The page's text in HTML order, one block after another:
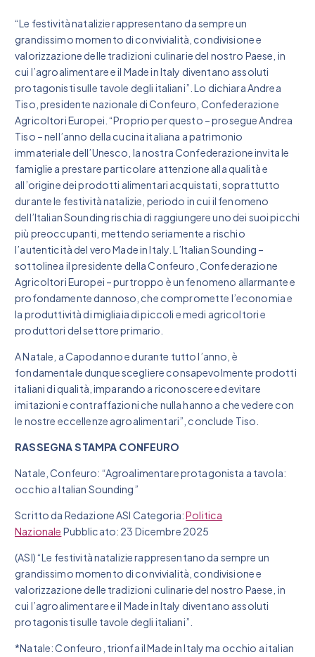
“Le festività natalizie rappresentano da sempre un
grandissimo momento di convivialità, condivisione e
valorizzazione delle tradizioni culinarie del nostro Paese, in
cui l’agroalimentare e il Made in Italy diventano assoluti
protagonisti sulle tavole degli italiani”. Lo dichiara Andrea
Tiso, presidente nazionale di Confeuro, Confederazione
Agricoltori Europei. “Proprio per questo – prosegue Andrea
Tiso – nell’anno della cucina italiana a patrimonio
immateriale dell’Unesco, la nostra Confederazione invita le
famiglie a prestare particolare attenzione alla qualità e
all’origine dei prodotti alimentari acquistati, soprattutto
durante le festività natalizie, periodo in cui il fenomeno
dell’Italian Sounding rischia di raggiungere uno dei suoi picchi
più preoccupanti, mettendo seriamente a rischio
l’autenticità del vero Made in Italy. L’Italian Sounding –
sottolinea il presidente della Confeuro, Confederazione
Agricoltori Europei – purtroppo è un fenomeno allarmante e
profondamente dannoso, che compromette l’economia e
la produttività di migliaia di piccoli e medi agricoltori e
produttori del settore primario.
A Natale, a Capodanno e durante tutto l’anno, è
fondamentale dunque scegliere consapevolmente prodotti
italiani di qualità, imparando a riconoscere ed evitare
imitazioni e contraffazioni che nulla hanno a che vedere con
le nostre eccellenze agroalimentari”, conclude Tiso.
RASSEGNA STAMPA CONFEURO
Natale, Confeuro: “Agroalimentare protagonista a tavola:
occhio a Italian Sounding”
Scritto da Redazione ASI Categoria:Politica
Nazionale Pubblicato: 23 Dicembre 2025
(ASI) “Le festività natalizie rappresentano da sempre un
grandissimo momento di convivialità, condivisione e
valorizzazione delle tradizioni culinarie del nostro Paese, in
cui l’agroalimentare e il Made in Italy diventano assoluti
protagonisti sulle tavole degli italiani”.
*Natale: Confeuro, trionfa il Made in Italy ma occhio a italian